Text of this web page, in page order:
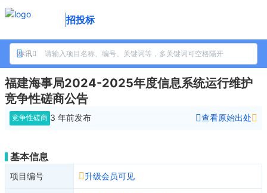
招投标
标讯
福建海事局2024-2025年度信息系统运行维护
竞争性磋商公告
竞争性磋商 3 年前发布 查看原始出处
基本信息
项目编号 升级会员可见